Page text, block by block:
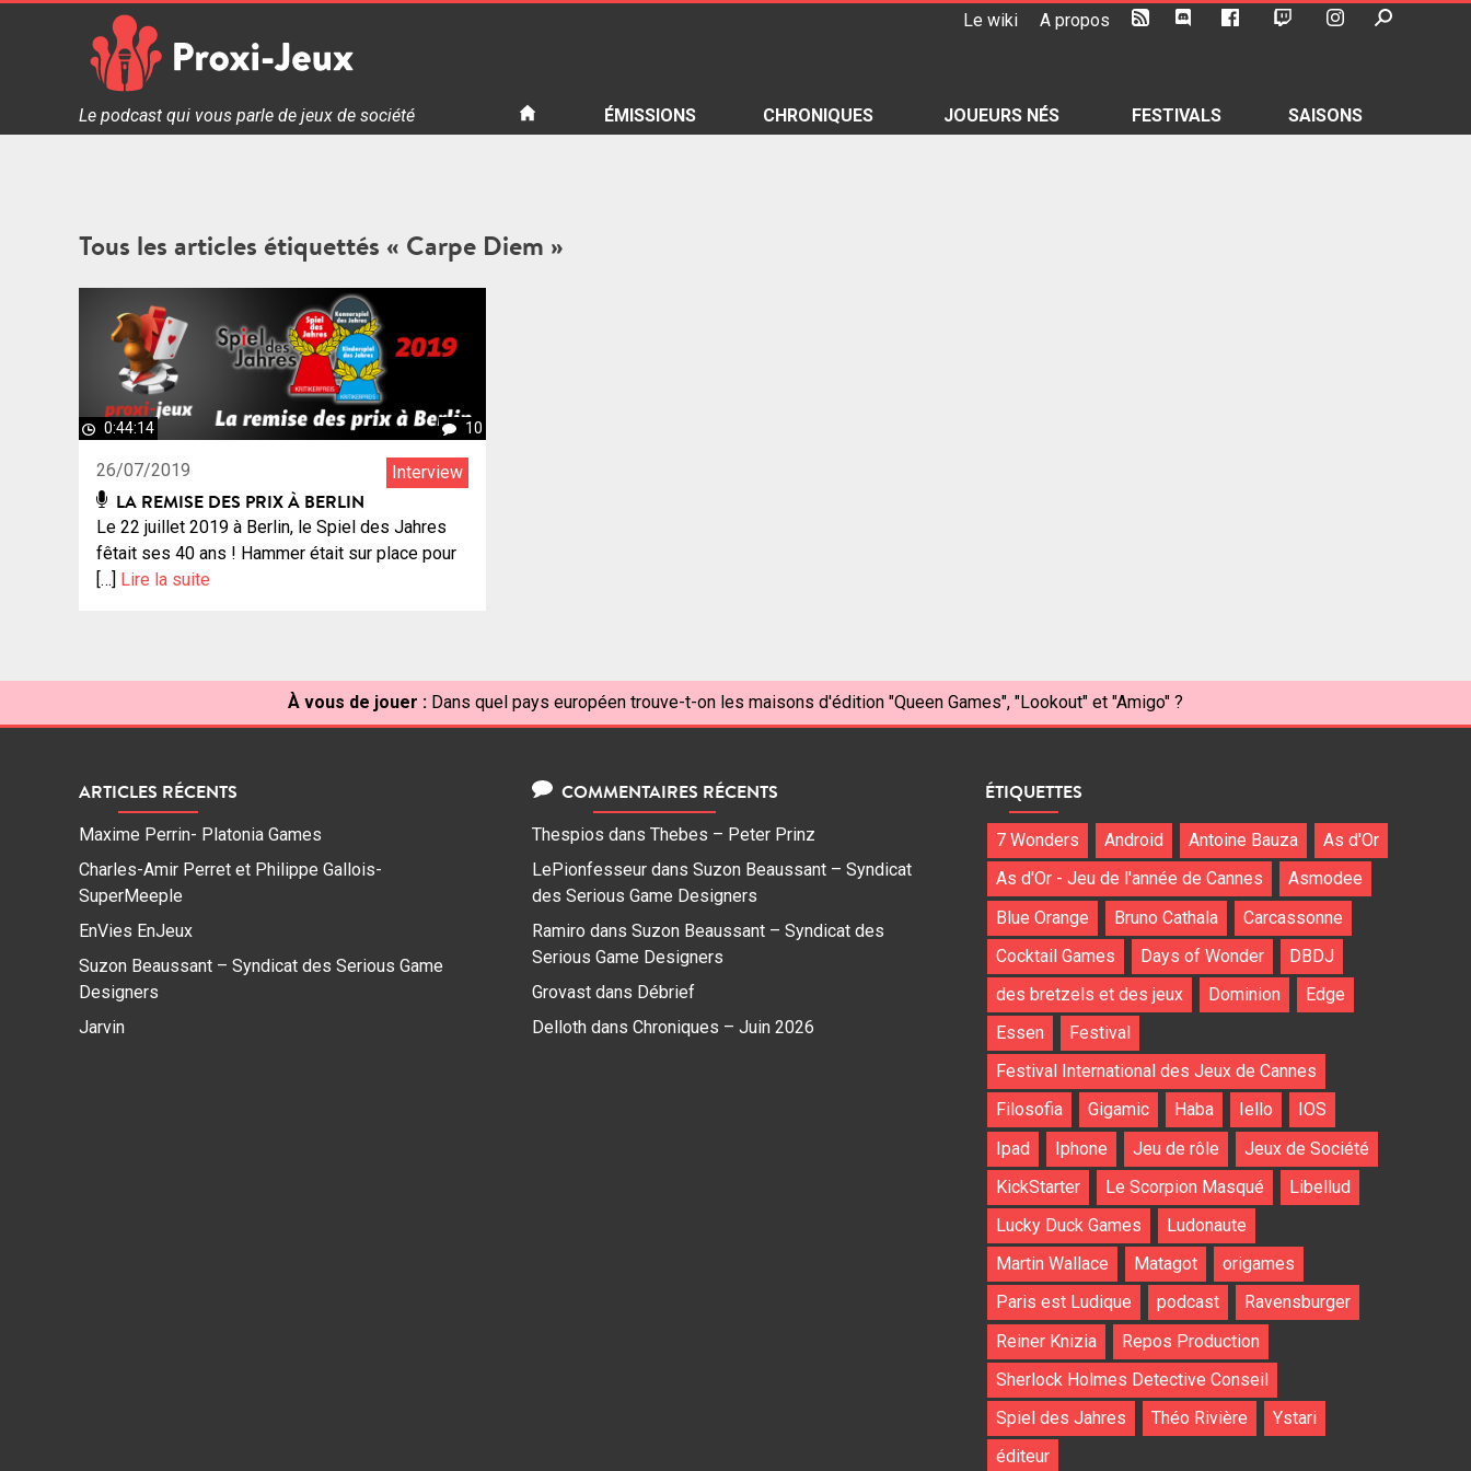
Le wiki A propos
Proxi Jeux - Le podcast qui vous parle de jeux de société
Le podcast qui vous parle de jeux de société ÉMISSIONS CHRONIQUES JOUEURS NÉS FESTIVALS SAISONS
Tous les articles étiquettés « Carpe Diem »
0:44:14 10
26/07/2019 Interview
LA REMISE DES PRIX À BERLIN
Le 22 juillet 2019 à Berlin, le Spiel des Jahres
fêtait ses 40 ans ! Hammer était sur place pour
[…]
Lire la suite
À vous de jouer : Dans quel pays européen trouve-t-on les maisons d'édition "Queen Games", "Lookout" et "Amigo" ?
ARTICLES RÉCENTS
Maxime Perrin- Platonia Games
Charles-Amir Perret et Philippe Gallois-
SuperMeeple
EnVies EnJeux
Suzon Beaussant – Syndicat des Serious Game
Designers
Jarvin
COMMENTAIRES RÉCENTS
Thespios dans Thebes – Peter Prinz
LePionfesseur dans Suzon Beaussant – Syndicat
des Serious Game Designers
Ramiro dans Suzon Beaussant – Syndicat des
Serious Game Designers
Grovast dans Débrief
Delloth dans Chroniques – Juin 2026
ÉTIQUETTES
7 Wonders Android Antoine Bauza
As d'Or
As d'Or - Jeu de l'année de Cannes
Asmodee
Blue Orange
Bruno Cathala
Carcassonne
Cocktail Games
Days of Wonder
DBDJ
des bretzels et des jeux
Dominion
Edge
Essen
Festival
Festival International des Jeux de Cannes
Filosofia
Gigamic Haba Iello
IOS
Ipad
Iphone Jeu de rôle
Jeux de Société
KickStarter
Le Scorpion Masqué
Libellud
Lucky Duck Games
Ludonaute
Martin Wallace
Matagot
origames
Paris est Ludique
podcast
Ravensburger
Reiner Knizia
Repos Production
Sherlock Holmes Detective Conseil
Spiel des Jahres
Théo Rivière
Ystari
éditeur